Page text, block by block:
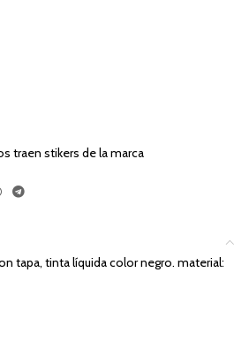
traen stikers de la marca
tapa, tinta líquida color negro. material: